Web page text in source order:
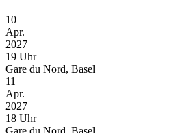
10
Apr.
2027
19 Uhr
Gare du Nord, Basel
11
Apr.
2027
18 Uhr
Gare du Nord, Basel